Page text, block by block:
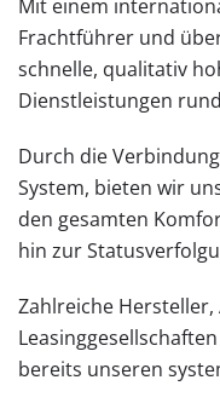
Mit einem
Frachtführer und
schnelle, qualitativ
Dienstleistungen
Durch die Verbindung
System, bieten wir
den gesamten
hin zur
Zahlreiche
bereits unseren